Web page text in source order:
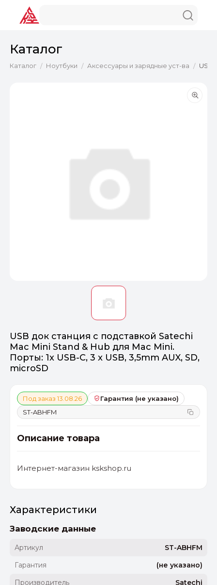
Каталог
Каталог / Ноутбуки / Аксессуары и зарядные уст-ва / USB
USB док станция с подставкой Satechi
Mac Mini Stand & Hub для Mac Mini.
Порты: 1x USB-C, 3 x USB, 3,5mm AUX, SD,
microSD
Под заказ 13.08.26
Гарантия (не указано)
ST-ABHFM
Описание товара
Интернет-магазин kskshop.ru
Характеристики
Заводские данные
Артикул
ST-ABHFM
Гарантия
(не указано)
Производитель
Satechi